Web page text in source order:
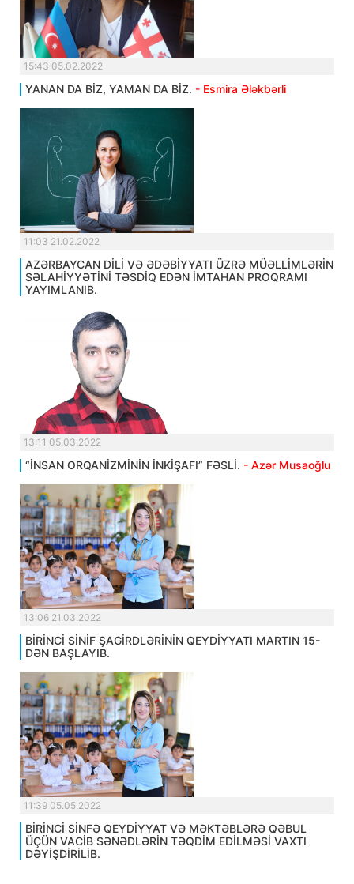
15:43 05.02.2022
YANAN DA BİZ, YAMAN DA BİZ. - Esmira Ələkbərli
11:03 21.02.2022
AZƏRBAYCAN DİLİ VƏ ƏDƏBİYYATI ÜZRƏ MÜƏLLİMLƏRİN
SƏLAHİYYƏTİNİ TƏSDİQ EDƏN İMTAHAN PROQRAMI
YAYIMLANIB.
13:11 05.03.2022
“İNSAN ORQANİZMİNİN İNKİŞAFI” FƏSLİ. - Azər Musaoğlu
13:06 21.03.2022
BİRİNCİ SİNİF ŞAGİRDLƏRİNİN QEYDİYYATI MARTIN 15-
DƏN BAŞLAYIB.
11:39 05.05.2022
BİRİNCİ SİNFƏ QEYDİYYAT VƏ MƏKTƏBLƏRƏ QƏBUL
ÜÇÜN VACİB SƏNƏDLƏRİN TƏQDİM EDİLMƏSİ VAXTI
DƏYİŞDİRİLİB.